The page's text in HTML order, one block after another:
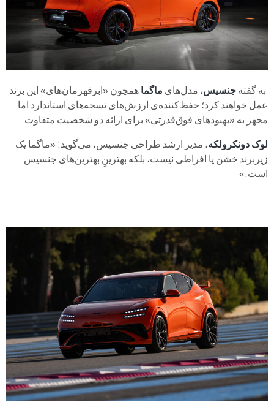
به گفتهجنسیس، مدل‌های ماگماهمچون «ابرقهرمان‌های» این برند
عمل خواهند کرد؛ حفظ‌کننده‌ی ارزش‌های نسخه‌های استاندارد اما
مجهز به «بهبودهای فوق‌قدرتی» برای ارائه دو شخصیت متفاوت.
لوک دونکرولکه، مدیر ارشد طراحی جنسیس، می‌گوید: «ماگما یک
زیربرند خشن یا افراطی نیست، بلکه بهترینِ بهترین‌های جنسیس
است.»